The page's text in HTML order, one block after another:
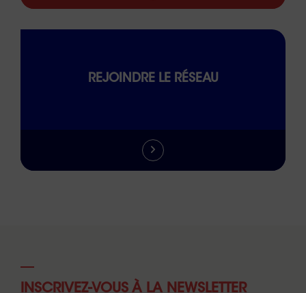
REJOINDRE LE RÉSEAU
INSCRIVEZ-VOUS À LA NEWSLETTER